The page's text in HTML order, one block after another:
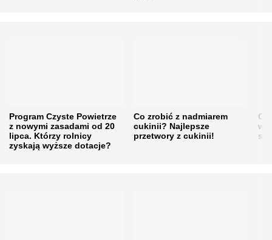
Program Czyste Powietrze
z nowymi zasadami od 20
lipca. Którzy rolnicy
zyskają wyższe dotacje?
Co zrobić z nadmiarem
cukinii? Najlepsze
przetwory z cukinii!
w